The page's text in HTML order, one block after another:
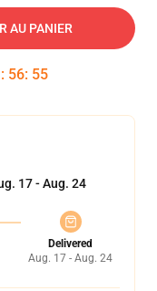
AU PANIER
: 56: 54
17 - Aug. 24
Delivered
Aug. 17 - Aug. 24